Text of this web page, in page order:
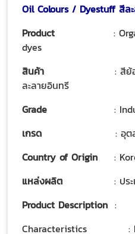
Oil Colours / Dyestuff สีล
Product
:
dyes
สินค้า
: สีย้
ละลายอินทรี
Grade
:
เกรด
: อุต
Country of Origin
:
แหล่งผลิต
: ปร
Product Description :
Characteristics
: